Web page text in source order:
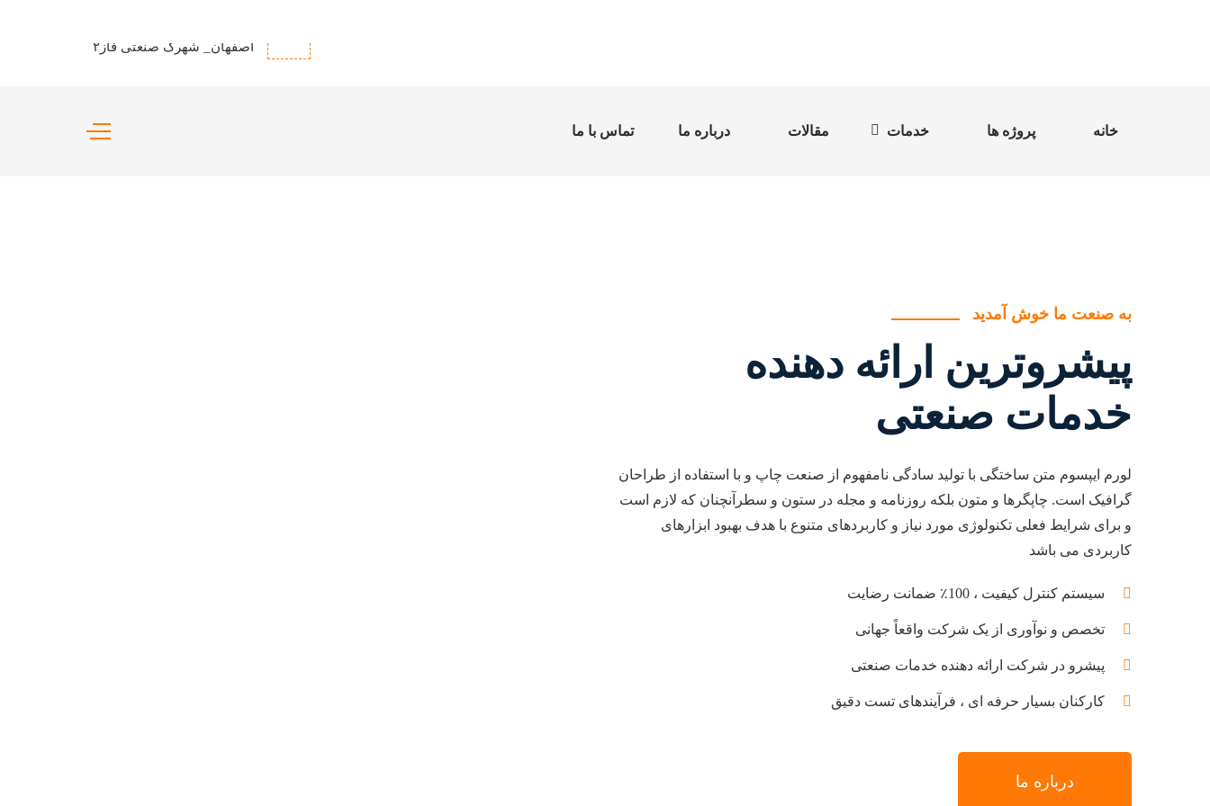
اصفهان_ شهرک صنعتی فاز۲
خانه پروژه ها خدمات مقالات درباره ما تماس با ما
به صنعت ما خوش آمدید
پیشروترین ارائه دهنده
خدمات صنعتی
لورم ایپسوم متن ساختگی با تولید سادگی نامفهوم از صنعت چاپ و با استفاده از طراحان
گرافیک است. چاپگرها و متون بلکه روزنامه و مجله در ستون و سطرآنچنان که لازم است
و برای شرایط فعلی تکنولوژی مورد نیاز و کاربردهای متنوع با هدف بهبود ابزارهای
کاربردی می باشد
سیستم کنترل کیفیت ، 100٪ ضمانت رضایت
تخصص و نوآوری از یک شرکت واقعاً جهانی
پیشرو در شرکت ارائه دهنده خدمات صنعتی
کارکنان بسیار حرفه ای ، فرآیندهای تست دقیق
درباره ما